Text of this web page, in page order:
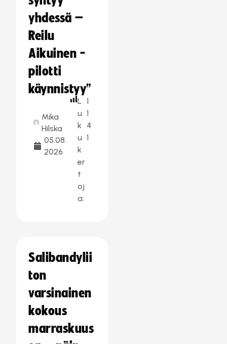
yhdessä –
Reilu
Aikuinen -
pilotti
käynnistyy”
Mika
Hilska
05.08.
2026
L
u
k
u
k
er
t
oj
a:
1
1
4
1
Salibandylii
ton
varsinainen
kokous
marraskuus